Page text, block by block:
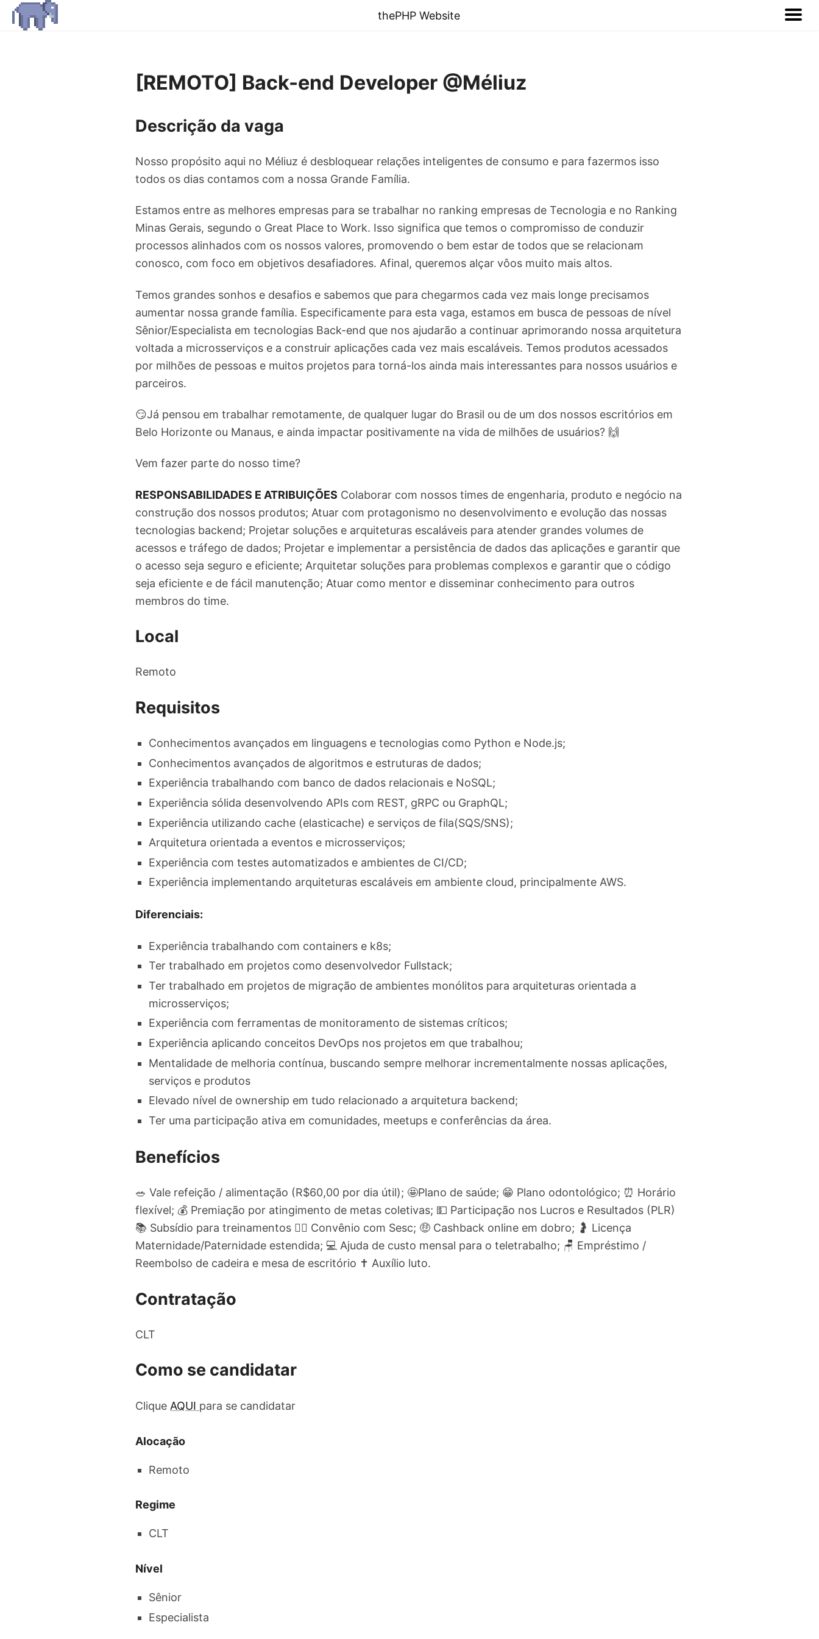
thePHP Website
[REMOTO] Back-end Developer @Méliuz
Descrição da vaga
Nosso propósito aqui no Méliuz é desbloquear relações inteligentes de consumo e para fazermos isso
todos os dias contamos com a nossa Grande Família.
Estamos entre as melhores empresas para se trabalhar no ranking empresas de Tecnologia e no Ranking
Minas Gerais, segundo o Great Place to Work. Isso significa que temos o compromisso de conduzir
processos alinhados com os nossos valores, promovendo o bem estar de todos que se relacionam
conosco, com foco em objetivos desafiadores. Afinal, queremos alçar vôos muito mais altos.
Temos grandes sonhos e desafios e sabemos que para chegarmos cada vez mais longe precisamos
aumentar nossa grande família. Especificamente para esta vaga, estamos em busca de pessoas de nível
Sênior/Especialista em tecnologias Back-end que nos ajudarão a continuar aprimorando nossa arquitetura
voltada a microsserviços e a construir aplicações cada vez mais escaláveis. Temos produtos acessados
por milhões de pessoas e muitos projetos para torná-los ainda mais interessantes para nossos usuários e
parceiros.
😏Já pensou em trabalhar remotamente, de qualquer lugar do Brasil ou de um dos nossos escritórios em
Belo Horizonte ou Manaus, e ainda impactar positivamente na vida de milhões de usuários? 🙌
Vem fazer parte do nosso time?
RESPONSABILIDADES E ATRIBUIÇÕES Colaborar com nossos times de engenharia, produto e negócio na
construção dos nossos produtos; Atuar com protagonismo no desenvolvimento e evolução das nossas
tecnologias backend; Projetar soluções e arquiteturas escaláveis para atender grandes volumes de
acessos e tráfego de dados; Projetar e implementar a persistência de dados das aplicações e garantir que
o acesso seja seguro e eficiente; Arquitetar soluções para problemas complexos e garantir que o código
seja eficiente e de fácil manutenção; Atuar como mentor e disseminar conhecimento para outros
membros do time.
Local
Remoto
Requisitos
Conhecimentos avançados em linguagens e tecnologias como Python e Node.js;
Conhecimentos avançados de algoritmos e estruturas de dados;
Experiência trabalhando com banco de dados relacionais e NoSQL;
Experiência sólida desenvolvendo APIs com REST, gRPC ou GraphQL;
Experiência utilizando cache (elasticache) e serviços de fila(SQS/SNS);
Arquitetura orientada a eventos e microsserviços;
Experiência com testes automatizados e ambientes de CI/CD;
Experiência implementando arquiteturas escaláveis em ambiente cloud, principalmente AWS.
Diferenciais:
Experiência trabalhando com containers e k8s;
Ter trabalhado em projetos como desenvolvedor Fullstack;
Ter trabalhado em projetos de migração de ambientes monólitos para arquiteturas orientada a
microsserviços;
Experiência com ferramentas de monitoramento de sistemas críticos;
Experiência aplicando conceitos DevOps nos projetos em que trabalhou;
Mentalidade de melhoria contínua, buscando sempre melhorar incrementalmente nossas aplicações,
serviços e produtos
Elevado nível de ownership em tudo relacionado a arquitetura backend;
Ter uma participação ativa em comunidades, meetups e conferências da área.
Benefícios
🥗 Vale refeição / alimentação (R$60,00 por dia útil); 🤩Plano de saúde; 😁 Plano odontológico; ⏰ Horário
flexível; 💰 Premiação por atingimento de metas coletivas; 💵 Participação nos Lucros e Resultados (PLR)
📚 Subsídio para treinamentos 🏊‍♀ Convênio com Sesc; 🤑 Cashback online em dobro; 🤰 Licença
Maternidade/Paternidade estendida; 💻 Ajuda de custo mensal para o teletrabalho; 🪑 Empréstimo /
Reembolso de cadeira e mesa de escritório ✝ Auxílio luto.
Contratação
CLT
Como se candidatar
Clique AQUI para se candidatar
Alocação
Remoto
Regime
CLT
Nível
Sênior
Especialista